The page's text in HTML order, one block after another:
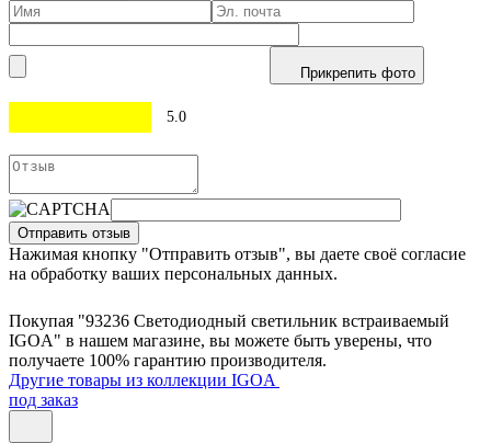
Прикрепить фото
5.0
Отправить отзыв
Нажимая кнопку "Отправить отзыв", вы даете своё согласие
на обработку ваших персональных данных.
Покупая "93236 Светодиодный светильник встраиваемый
IGOA" в нашем магазине, вы можете быть уверены, что
получаете 100% гарантию производителя.
Другие товары из коллекции IGOA
под заказ